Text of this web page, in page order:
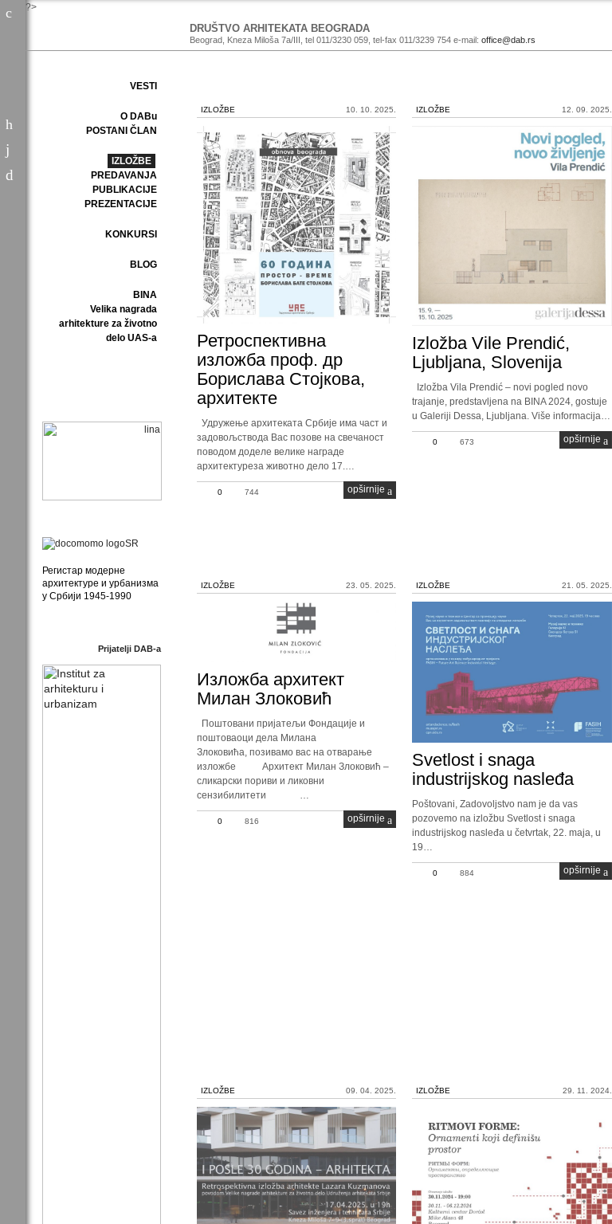
?>
DRUŠTVO ARHITEKATA BEOGRADA
Beograd, Kneza Miloša 7a/III, tel 011/3230 059, tel-fax 011/3239 754 e-mail: office@dab.rs
IZLOŽBE 10. 10. 2025.
Ретроспективна
изложба проф. др
Борислава Стојкова,
архитекте
Удружење архитеката Србије има част и
задовољствода Вас позове на свечаност
поводом доделе велике награде
архитектуреза животно дело 17.…
0 744 opširnije
IZLOŽBE 12. 09. 2025.
Izložba Vile Prendić,
Ljubljana, Slovenija
Izložba Vila Prendić – novi pogled novo
trajanje, predstavljena na BINA 2024, gostuje
u Galeriji Dessa, Ljubljana. Više informacija…
0 673 opširnije
IZLOŽBE 23. 05. 2025.
Изложба архитект
Милан Злоковић
Поштовани пријатељи Фондације и
поштоваоци дела Милана
Злоковића, позивамо вас на отварање
изложбе Архитект Милан Злоковић –
сликарски пориви и ликовни
сензибилитети …
0 816 opširnije
IZLOŽBE 21. 05. 2025.
Svetlost i snaga
industrijskog nasleđa
Poštovani, Zadovoljstvo nam je da vas
pozovemo na izložbu Svetlost i snaga
industrijskog nasleđa u četvrtak, 22. maja, u
19…
0 884 opširnije
IZLOŽBE 09. 04. 2025. IZLOŽBE 29. 11. 2024.
VESTI
O DABu
POSTANI ČLAN
IZLOŽBE
PREDAVANJA
PUBLIKACIJE
PREZENTACIJE
KONKURSI
BLOG
BINA
Velika nagrada
arhitekture za životno
delo UAS-a
Регистар модерне
архитектуре и урбанизма
у Србији 1945-1990
Prijatelji DAB-a